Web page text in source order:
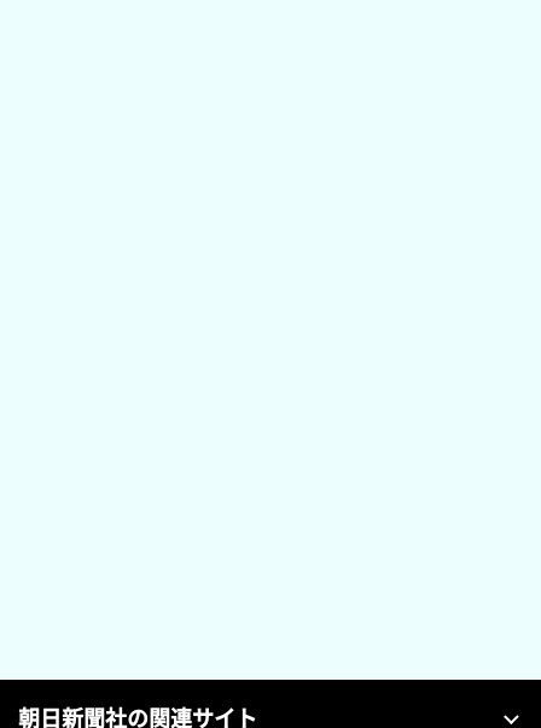
朝日新聞社の関連サイト